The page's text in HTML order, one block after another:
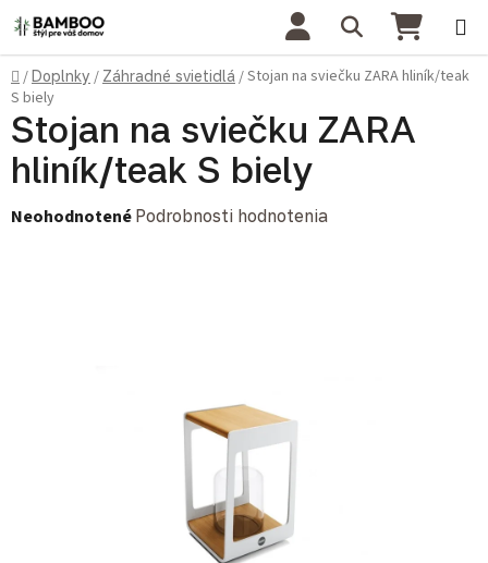
Prejsť na obsah Hľadať
Domov
/Doplnky / Záhradné svietidlá /Stojan na sviečku ZARA hliník/teak
S biely
Stojan na sviečku ZARA
hliník/teak S biely
Priemerné hodnotenie produktu je 0,0 z 5 hviezdičiek.
Neohodnotené Podrobnosti hodnotenia